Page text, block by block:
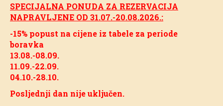
SPECIJALNA PONUDA ZA REZERVACIJA
NAPRAVLJENE OD 31.07.-20.08.2026.:
-15% popust na cijene iz tabele za periode
boravka
13.08.-08.09.
11.09.-22.09.
04.10.-28.10.
Posljednji dan nije uključen.